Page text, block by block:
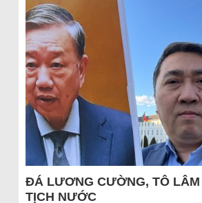
ĐÁ LƯƠNG CƯỜNG, TÔ LÂM
TỊCH NƯỚC